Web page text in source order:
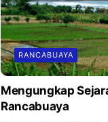
RANCABUAYA
Mengungkap
Rancabuaya